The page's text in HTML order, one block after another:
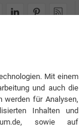
Mit einem
und auch die
werden für Analysen,
Inhalten und
sowie auf